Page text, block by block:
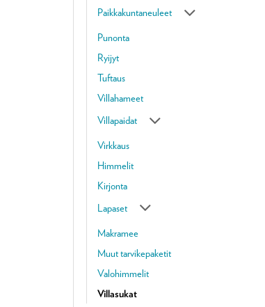
Paikkakuntaneuleet
Punonta
Ryijyt
Tuftaus
Villahameet
Villapaidat
Virkkaus
Himmelit
Kirjonta
Lapaset
Makramee
Muut tarvikepaketit
Valohimmelit
Villasukat